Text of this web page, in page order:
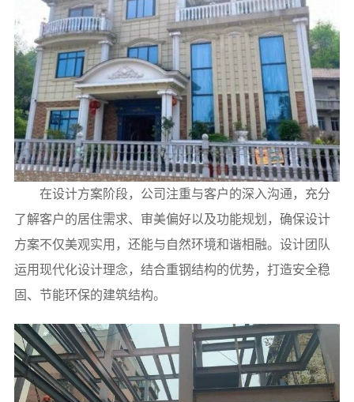
在设计方案阶段，公司注重与客户的深入沟通，充分
了解客户的居住需求、审美偏好以及功能规划，确保设计
方案不仅美观实用，还能与自然环境和谐相融。设计团队
运用现代化设计理念，结合重钢结构的优势，打造安全稳
固、节能环保的建筑结构。